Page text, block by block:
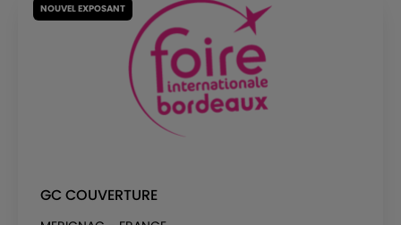
NOUVEL EXPOSANT
GC COUVERTURE